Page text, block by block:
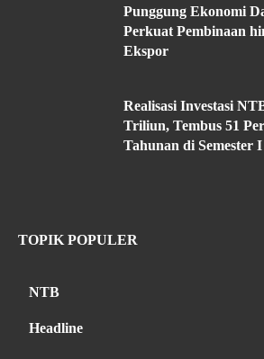
Punggung Ekonomi
Perkuat Pembinaan
Ekspor
Realisasi Investasi
Triliun, Tembus 51
Tahunan di Semester I
TOPIK POPULER
NTB
Headline